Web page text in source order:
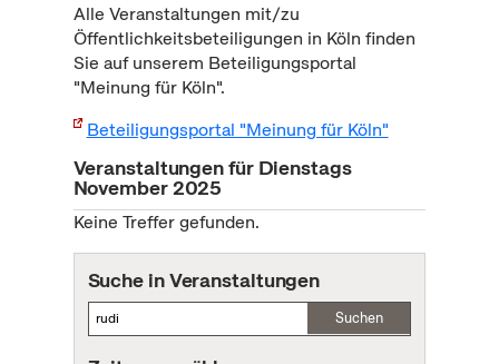
Alle Veranstaltungen mit/zu
Öffentlichkeitsbeteiligungen in Köln finden
Sie auf unserem Beteiligungsportal
"Meinung für Köln".
Beteiligungsportal "Meinung für Köln"
Veranstaltungen für Dienstags
November 2025
Keine Treffer gefunden.
Suche in Veranstaltungen
Suchen